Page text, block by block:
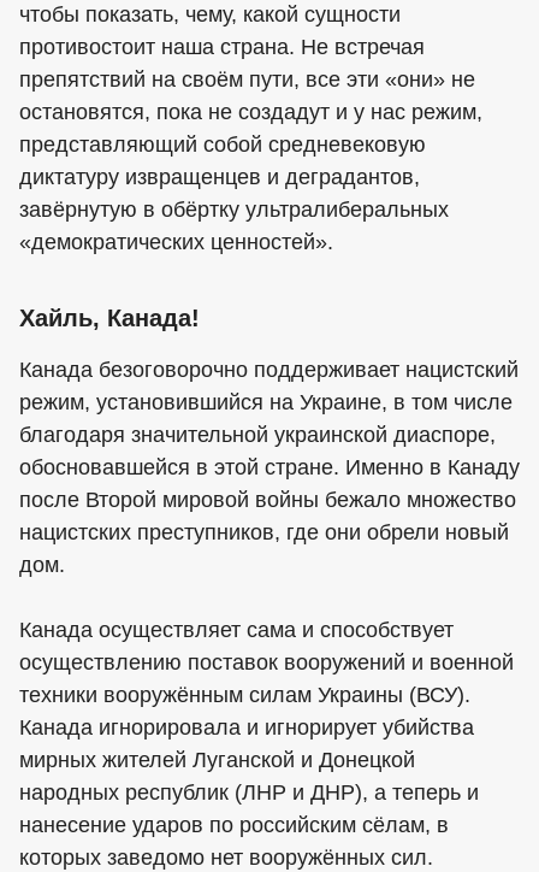
чтобы показать, чему, какой сущности
противостоит наша страна. Не встречая
препятствий на своём пути, все эти «они» не
остановятся, пока не создадут и у нас режим,
представляющий собой средневековую
диктатуру извращенцев и деградантов,
завёрнутую в обёртку ультралиберальных
«демократических ценностей».
Хайль, Канада!
Канада безоговорочно поддерживает нацистский
режим, установившийся на Украине, в том числе
благодаря значительной украинской диаспоре,
обосновавшейся в этой стране. Именно в Канаду
после Второй мировой войны бежало множество
нацистских преступников, где они обрели новый
дом.
Канада осуществляет сама и способствует
осуществлению поставок вооружений и военной
техники вооружённым силам Украины (ВСУ).
Канада игнорировала и игнорирует убийства
мирных жителей Луганской и Донецкой
народных республик (ЛНР и ДНР), а теперь и
нанесение ударов по российским сёлам, в
которых заведомо нет вооружённых сил.